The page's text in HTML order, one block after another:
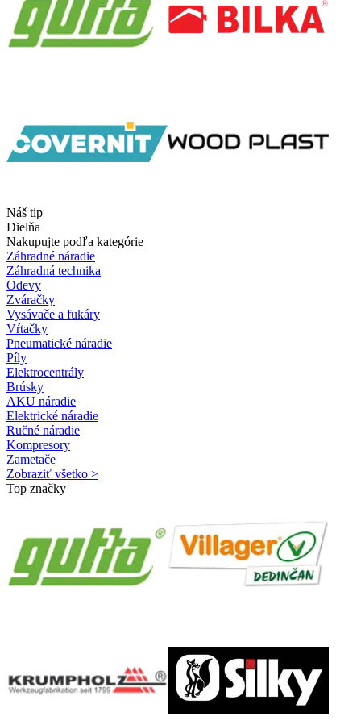
Náš tip
Dielňa
Nakupujte podľa kategórie
Záhradné náradie
Záhradná technika
Odevy
Zváračky
Vysávače a fukáry
Vŕtačky
Pneumatické náradie
Píly
Elektrocentrály
Brúsky
AKU náradie
Elektrické náradie
Ručné náradie
Kompresory
Zametače
Zobraziť všetko >
Top značky